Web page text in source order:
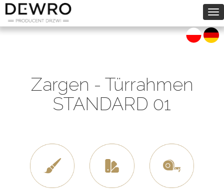
Zargen - Türrahmen
STANDARD 01